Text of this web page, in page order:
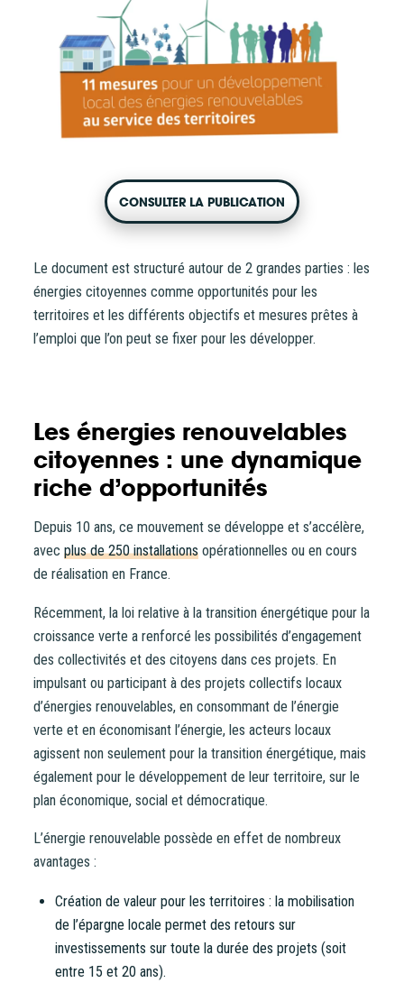
CONTACT
CONSULTER LA PUBLICATION
Le document est structuré autour de 2 grandes parties : les
énergies citoyennes comme opportunités pour les
territoires et les différents objectifs et mesures prêtes à
l’emploi que l’on peut se fixer pour les développer.
Les énergies renouvelables
citoyennes : une dynamique
riche d’opportunités
Depuis 10 ans, ce mouvement se développe et s’accélère,
avec plus de 250 installationsopérationnelles ou en cours
de réalisation en France.
Récemment, la loi relative à la transition énergétique pour la
croissance verte a renforcé les possibilités d’engagement
des collectivités et des citoyens dans ces projets. En
impulsant ou participant à des projets collectifs locaux
d’énergies renouvelables, en consommant de l’énergie
verte et en économisant l’énergie, les acteurs locaux
agissent non seulement pour la transition énergétique, mais
également pour le développement de leur territoire, sur le
plan économique, social et démocratique.
L’énergie renouvelable possède en effet de nombreux
avantages :
Création de valeur pour les territoires : la mobilisation
de l’épargne locale permet des retours sur
investissements sur toute la durée des projets (soit
entre 15 et 20 ans).
Vous entrez sur notre plateforme de souscription
développée par Énergie Partagée. Elle vous permet
d’acheter vos actions Énergie Partagée et d’accéder à
votre espace personnel d’actionnaire.
La souscription à Énergie Partagée comporte un risque de
perte totale ou partielle du capital investi. Pour bien
appréhender ces risques et le modèle d’investissement
document d’information synthétique (DIS).
NB : si vous souscrivez en tant que personne morale
(société, …), votre souscription peut être soumise à
validation par nos instances avant d’être effective.
Un problème, une question ?Consultez notre FAQou
contactez-nous.